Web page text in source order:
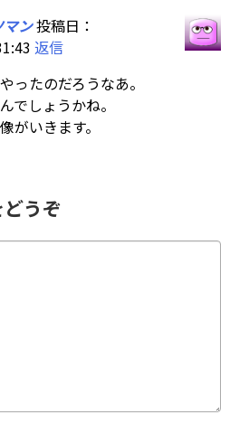
ン投稿日：
返信
ったのだろうなあ。
でしょうかね。
がいきます。
うぞ